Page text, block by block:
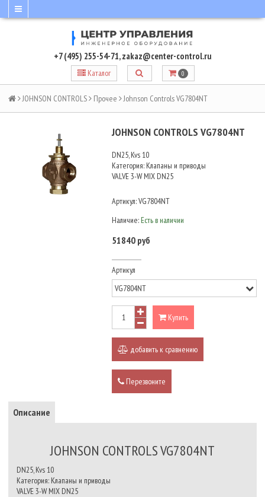
+7 (495) 255-54-71,zakaz@center-control.ru
Каталог 0
JOHNSON CONTROLS Прочее Johnson Controls VG7804NT
JOHNSON CONTROLS VG7804NT
DN25, Kvs 10
Категория: Клапаны и приводы
VALVE 3-W MIX DN25
Артикул:VG7804NT
Наличие: Есть в наличии
51840 руб
Артикул
Купить
добавить к сравнению
Перезвоните
Описание
JOHNSON CONTROLS VG7804NT
DN25, Kvs 10
Категория: Клапаны и приводы
VALVE 3-W MIX DN25